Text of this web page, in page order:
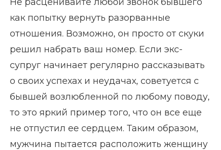
как попытку вернуть разорванные
отношения. Возможно, он просто от скуки
решил набрать ваш номер. Если экс-
супруг начинает регулярно рассказывать
о своих успехах и неудачах, советуется с
бывшей возлюбленной по любому поводу,
то это яркий пример того, что он все еще
не отпустил ее сердцем. Таким образом,
мужчина пытается расположить женщину